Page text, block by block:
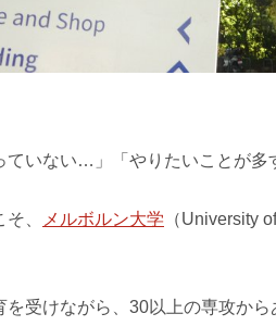
ていない…」「やりたいことが多
、 メルボルン大学 （University
受けながら、30以上の専攻から